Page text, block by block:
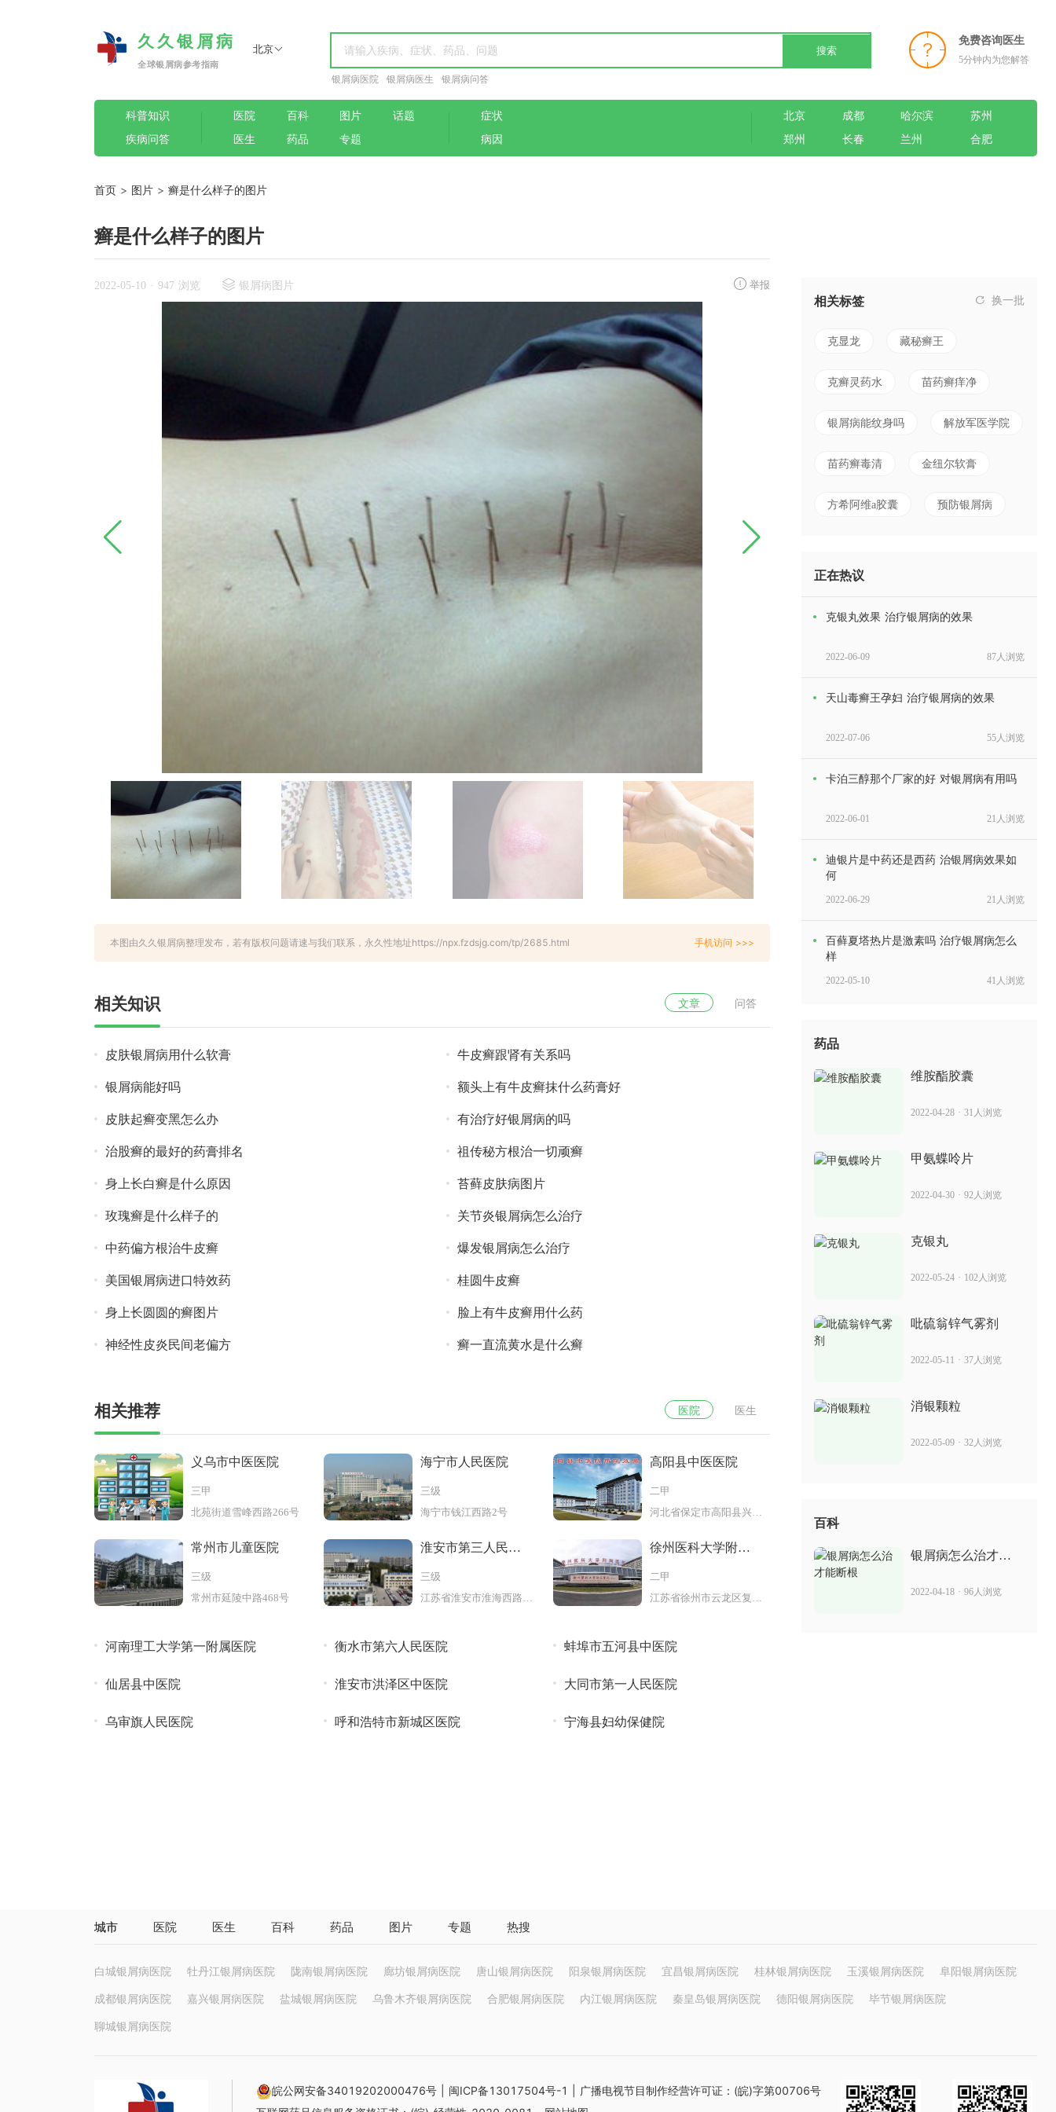
久久银屑病
全球银屑病参考指南
北京 搜索
银屑病医院 银屑病医生 银屑病问答
免费咨询医生
5分钟内为您解答
科普知识
疾病问答
医院
医生
百科
药品
图片
专题
话题
症状
病因
北京
郑州
成都
长春
哈尔滨
兰州
苏州
合肥
首页 > 图片 > 癣是什么样子的图片
癣是什么样子的图片
2022-05-10 · 947 浏览 银屑病图片 举报
本图由久久银屑病整理发布，若有版权问题请速与我们联系，永久性地址https://npx.fzdsjg.com/tp/2685.html 手机访问 >>>
相关知识 文章 问答
皮肤银屑病用什么软膏 牛皮癣跟肾有关系吗
银屑病能好吗 额头上有牛皮癣抹什么药膏好
皮肤起癣变黑怎么办 有治疗好银屑病的吗
治股癣的最好的药膏排名 祖传秘方根治一切顽癣
身上长白癣是什么原因 苔藓皮肤病图片
玫瑰癣是什么样子的 关节炎银屑病怎么治疗
中药偏方根治牛皮癣 爆发银屑病怎么治疗
美国银屑病进口特效药 桂圆牛皮癣
身上长圆圆的癣图片 脸上有牛皮癣用什么药
神经性皮炎民间老偏方 癣一直流黄水是什么癣
相关推荐 医院 医生
义乌市中医医院
三甲
北苑街道雪峰西路266号
海宁市人民医院
三级
海宁市钱江西路2号
高阳县中医医院
二甲
河北省保定市高阳县兴阳路178号
常州市儿童医院
三级
常州市延陵中路468号
淮安市第三人民医
三级
江苏省淮安市淮海西路272号
徐州医科大学附属
二甲
江苏省徐州市云龙区复兴南路388
河南理工大学第一附属医院 衡水市第六人民医院 蚌埠市五河县中医院
仙居县中医院 淮安市洪泽区中医院 大同市第一人民医院
乌审旗人民医院 呼和浩特市新城区医院 宁海县妇幼保健院
相关标签 换一批
克显龙 藏秘癣王
克癣灵药水 苗药癣痒净
银屑病能纹身吗 解放军医学院
苗药癣毒清 金纽尔软膏
方希阿维a胶囊 预防银屑病
正在热议
克银丸效果 治疗银屑病的效果
2022-06-09 87人浏览
天山毒癣王孕妇 治疗银屑病的效果
2022-07-06 55人浏览
卡泊三醇那个厂家的好 对银屑病有用吗
2022-06-01 21人浏览
迪银片是中药还是西药 治银屑病效果如
何
2022-06-29 21人浏览
百藓夏塔热片是激素吗 治疗银屑病怎么
样
2022-05-10 41人浏览
效
药品
维胺酯胶囊
2022-04-28 · 31人浏览
甲氨蝶呤片
2022-04-30 · 92人浏览
克银丸
2022-05-24 · 102人浏览
吡硫翁锌气雾剂
2022-05-11 · 37人浏览
消银颗粒
2022-05-09 · 32人浏览
百科
银屑病怎么治才能
2022-04-18 · 96人浏览
城市 医院 医生 百科 药品 图片 专题 热搜
白城银屑病医院 牡丹江银屑病医院 陇南银屑病医院 廊坊银屑病医院 唐山银屑病医院 阳泉银屑病医院 宜昌银屑病医院 桂林银屑病医院 玉溪银屑病医院 阜阳银屑病医院
成都银屑病医院 嘉兴银屑病医院 盐城银屑病医院 乌鲁木齐银屑病医院 合肥银屑病医院 内江银屑病医院 秦皇岛银屑病医院 德阳银屑病医院 毕节银屑病医院
聊城银屑病医院
皖公网安备34019202000476号 闽ICP备13017504号-1
| 广播电视节目制作经营许可证：(皖)字第00706号